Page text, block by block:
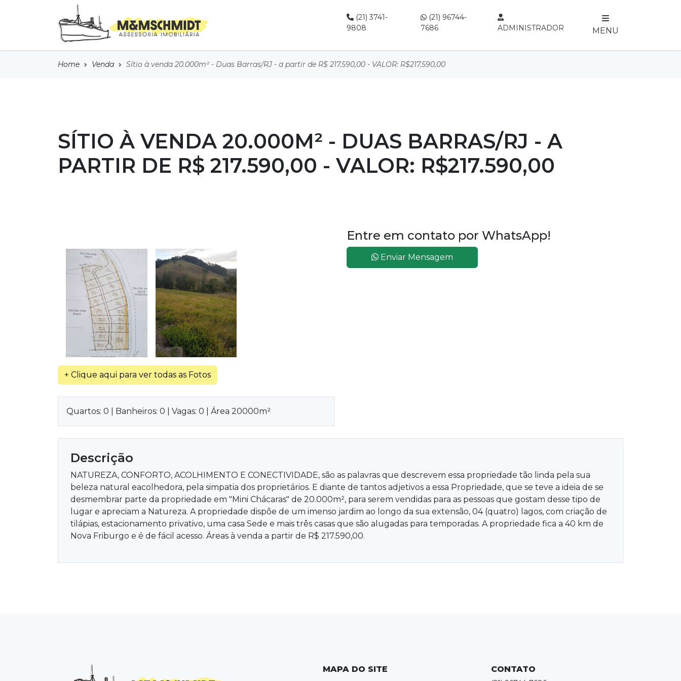
(21) 3741-
9808
(21) 96744-
7686
ADMINISTRADOR MENU
Home Venda Sítio à venda 20.000m² - Duas Barras/RJ - a partir de R$ 217.590,00 - VALOR: R$217.590,00
SÍTIO À VENDA 20.000M² - DUAS BARRAS/RJ - A
PARTIR DE R$ 217.590,00 - VALOR: R$217.590,00
+ Clique aqui para ver todas as Fotos
Quartos: 0 | Banheiros: 0 | Vagas: 0 | Área 20000m²
Entre em contato por WhatsApp!
Enviar Mensagem
Descrição
NATUREZA, CONFORTO, ACOLHIMENTO E CONECTIVIDADE, são as palavras que descrevem essa propriedade tão linda pela sua
beleza natural eacolhedora, pela simpatia dos proprietários. E diante de tantos adjetivos a essa Propriedade, que se teve a ideia de se
desmembrar parte da propriedade em "Mini Chácaras" de 20.000m², para serem vendidas para as pessoas que gostam desse tipo de
lugar e apreciam a Natureza. A propriedade dispõe de um imenso jardim ao longo da sua extensão, 04 (quatro) lagos, com criação de
tilápias, estacionamento privativo, uma casa Sede e mais três casas que são alugadas para temporadas. A propriedade fica a 40 km de
Nova Friburgo e é de fácil acesso. Áreas à venda a partir de R$ 217.590,00.
MAPA DO SITE CONTATO